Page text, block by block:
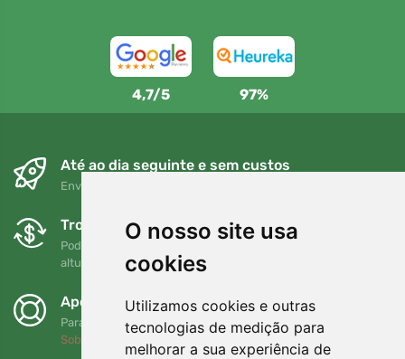
O nosso site usa
cookies
Utilizamos cookies e outras
tecnologias de medição para
melhorar a sua experiência de
4,7/5 97%
Até ao dia seguinte e sem custos
Envio gratuito para encomendas superiores a 80 EUR
Trocas e devoluções gratuitas
Pode devolver ou trocar a sua encomenda em qualquer
altura no prazo de 90 dias
Apoiamos a Trees.org
Para cada encomenda plantamos uma árvore! Leia mais
Sobre nós